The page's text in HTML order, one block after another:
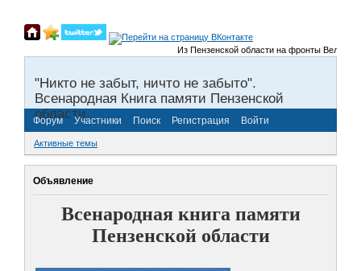
Из Пензенской области на фронты Великой
"Никто не забыт, ничто не забыто".
Всенародная Книга памяти Пензенской
области.
Форум Участники Поиск Регистрация Войти
Активные темы
Объявление
Всенародная книга памяти
Пензенской области